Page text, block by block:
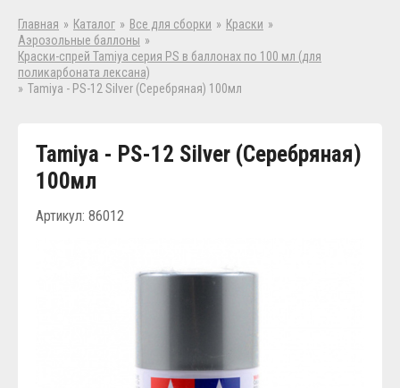
Главная » Каталог » Все для сборки » Краски »
Аэрозольные баллоны »
Краски-спрей Tamiya серия PS в баллонах по 100 мл (для
поликарбоната лексана)
» Tamiya - PS-12 Silver (Серебряная) 100мл
Tamiya - PS-12 Silver (Серебряная)
100мл
Артикул: 86012